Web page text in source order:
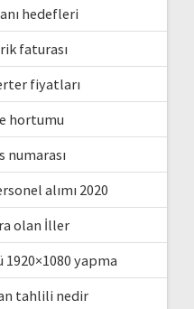
hedefleri
faturası
fiyatları
hortumu
numarası
alımı 2020
olan İller
1920×1080 yapma
tahlili nedir